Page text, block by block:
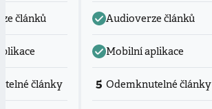
článků
články
Audioverze článků
Mobilní aplikace
5 Odemknutelné články